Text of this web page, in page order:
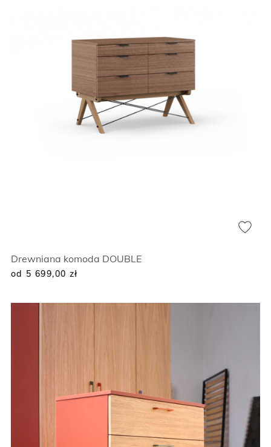
Drewniana komoda DOUBLE
od 5 699,00 zł